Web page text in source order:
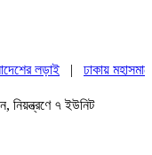
লড়াই| ঢাকায়
নিয়ন্ত্রণে ৭ ইউনিট